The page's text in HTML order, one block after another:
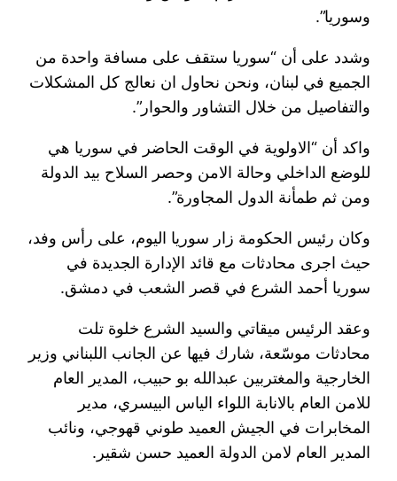
وسوريا”.
وشدد على أن “سوريا ستقف على مسافة واحدة من
الجميع في لبنان، ونحن نحاول ان نعالج كل المشكلات
والتفاصيل من خلال التشاور والحوار”.
واكد أن “الاولوية في الوقت الحاضر في سوريا هي
للوضع الداخلي وحالة الامن وحصر السلاح بيد الدولة
ومن ثم طمأنة الدول المجاورة”.
وكان رئيس الحكومة زار سوريا اليوم، على رأس وفد،
حيث اجرى محادثات مع قائد الإدارة الجديدة في
سوريا أحمد الشرع في قصر الشعب في دمشق.
وعقد الرئيس ميقاتي والسيد الشرع خلوة تلت
محادثات موسّعة، شارك فيها عن الجانب اللبناني وزير
الخارجية والمغتربين عبدالله بو حبيب، المدير العام
للامن العام بالانابة اللواء الياس البيسري، مدير
المخابرات في الجيش العميد طوني قهوجي، ونائب
المدير العام لامن الدولة العميد حسن شقير.